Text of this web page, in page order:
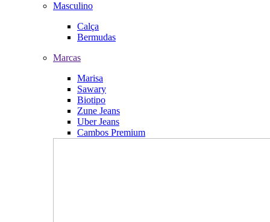
Masculino
Calça
Bermudas
Marcas
Marisa
Sawary
Biotipo
Zune Jeans
Uber Jeans
Cambos Premium